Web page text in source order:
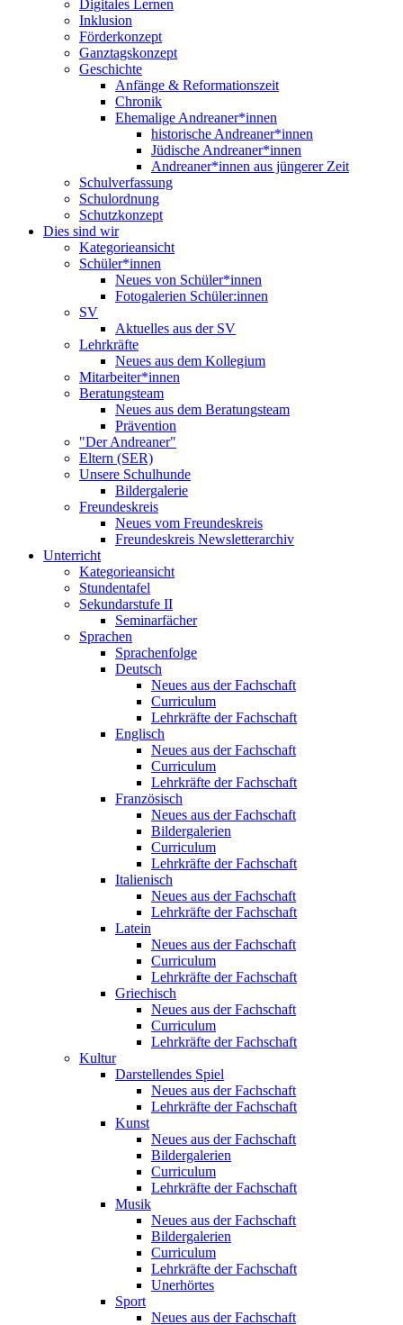
Digitales Lernen
Inklusion
Förderkonzept
Ganztagskonzept
Geschichte
Anfänge & Reformationszeit
Chronik
Ehemalige Andreaner*innen
historische Andreaner*innen
Jüdische Andreaner*innen
Andreaner*innen aus jüngerer Zeit
Schulverfassung
Schulordnung
Schutzkonzept
Dies sind wir
Kategorieansicht
Schüler*innen
Neues von Schüler*innen
Fotogalerien Schüler:innen
SV
Aktuelles aus der SV
Lehrkräfte
Neues aus dem Kollegium
Mitarbeiter*innen
Beratungsteam
Neues aus dem Beratungsteam
Prävention
"Der Andreaner"
Eltern (SER)
Unsere Schulhunde
Bildergalerie
Freundeskreis
Neues vom Freundeskreis
Freundeskreis Newsletterarchiv
Unterricht
Kategorieansicht
Stundentafel
Sekundarstufe II
Seminarfächer
Sprachen
Sprachenfolge
Deutsch
Neues aus der Fachschaft
Curriculum
Lehrkräfte der Fachschaft
Englisch
Neues aus der Fachschaft
Curriculum
Lehrkräfte der Fachschaft
Französisch
Neues aus der Fachschaft
Bildergalerien
Curriculum
Lehrkräfte der Fachschaft
Italienisch
Neues aus der Fachschaft
Lehrkräfte der Fachschaft
Latein
Neues aus der Fachschaft
Curriculum
Lehrkräfte der Fachschaft
Griechisch
Neues aus der Fachschaft
Curriculum
Lehrkräfte der Fachschaft
Kultur
Darstellendes Spiel
Neues aus der Fachschaft
Lehrkräfte der Fachschaft
Kunst
Neues aus der Fachschaft
Bildergalerien
Curriculum
Lehrkräfte der Fachschaft
Musik
Neues aus der Fachschaft
Bildergalerien
Curriculum
Lehrkräfte der Fachschaft
Unerhörtes
Sport
Neues aus der Fachschaft